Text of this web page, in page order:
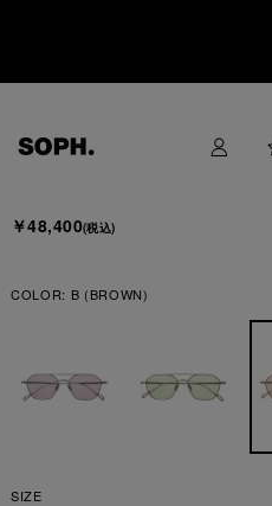
SOPHNET.
￥48,400(税込)
COLOR: B (BROWN)
SIZE